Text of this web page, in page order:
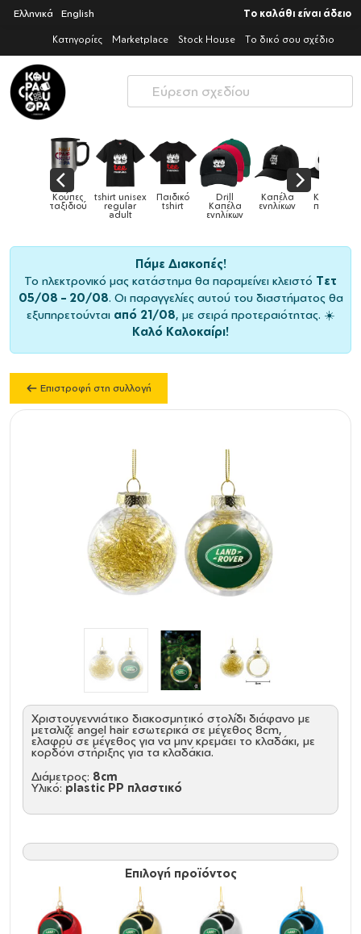
Ελληνικά English Το καλάθι είναι άδειο
Κατηγορίες Marketplace Stock House Το δικό σου σχέδιο
tshirt unisex
regular
Παιδικό
tshirt
Drill
Καπέλα
ενηλίκων
Καπέλα
ενηλίκων
Καπέλα
παιδικά Κούπες
Πάμε Διακοπές!
Το ηλεκτρονικό μας κατάστημα θα παραμείνει κλειστό Τετ
05/08 – 20/08. Οι παραγγελίες αυτού του διαστήματος θα
εξυπηρετούνται από 21/08, με σειρά προτεραιότητας. ☀️
Καλό Καλοκαίρι!
Επιστροφή στη συλλογή
Χριστουγεννιάτικο διακοσμητικό στολίδι διάφανο με
μεταλιζέ angel hair εσωτερικά σε μέγεθος 8cm,
ελαφρύ σε μέγεθος για να μην κρεμάει το κλαδάκι, με
κορδόνι στήριξης για τα κλαδάκια.
Διάμετρος: 8cm
Υλικό: plastic PP πλαστικό
Επιλογή προϊόντος